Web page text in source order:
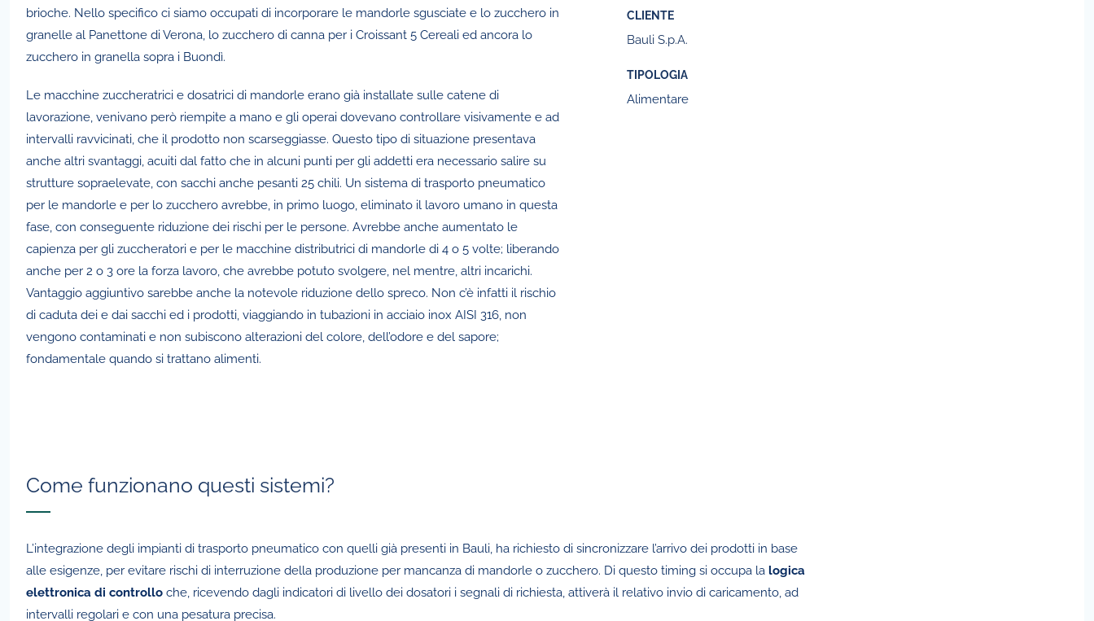
brioche. Nello specifico ci siamo occupati di incorporare le mandorle sgusciate e lo zucchero in
granelle al Panettone di Verona, lo zucchero di canna per i Croissant 5 Cereali ed ancora lo
zucchero in granella sopra i Buondì.
Le macchine zuccheratrici e dosatrici di mandorle erano già installate sulle catene di
lavorazione, venivano però riempite a mano e gli operai dovevano controllare visivamente e ad
intervalli ravvicinati, che il prodotto non scarseggiasse. Questo tipo di situazione presentava
anche altri svantaggi, acuiti dal fatto che in alcuni punti per gli addetti era necessario salire su
strutture sopraelevate, con sacchi anche pesanti 25 chili. Un sistema di trasporto pneumatico
per le mandorle e per lo zucchero avrebbe, in primo luogo, eliminato il lavoro umano in questa
fase, con conseguente riduzione dei rischi per le persone. Avrebbe anche aumentato le
capienza per gli zuccheratori e per le macchine distributrici di mandorle di 4 o 5 volte; liberando
anche per 2 o 3 ore la forza lavoro, che avrebbe potuto svolgere, nel mentre, altri incarichi.
Vantaggio aggiuntivo sarebbe anche la notevole riduzione dello spreco. Non c’è infatti il rischio
di caduta dei e dai sacchi ed i prodotti, viaggiando in tubazioni in acciaio inox AISI 316, non
vengono contaminati e non subiscono alterazioni del colore, dell’odore e del sapore;
fondamentale quando si trattano alimenti.
CLIENTE
Bauli S.p.A.
TIPOLOGIA
Alimentare
Come funzionano questi sistemi?
L’integrazione degli impianti di trasporto pneumatico con quelli già presenti in Bauli, ha richiesto di sincronizzare l’arrivo dei prodotti in base
alle esigenze, per evitare rischi di interruzione della produzione per mancanza di mandorle o zucchero. Di questo timing si occupa la logica
elettronica di controllo che, ricevendo dagli indicatori di livello dei dosatori i segnali di richiesta, attiverà il relativo invio di caricamento, ad
intervalli regolari e con una pesatura precisa.